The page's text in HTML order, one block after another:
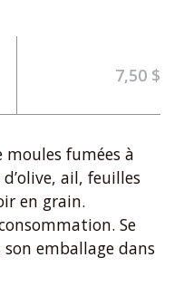
7,50 $
moules fumées à
ail, feuilles
en grain.
Se
emballage dans